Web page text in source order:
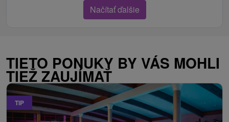
Načítať ďalšie
TIETO PONUKY BY VÁS MOHLI
TIEŽ ZAUJÍMAŤ
TIP